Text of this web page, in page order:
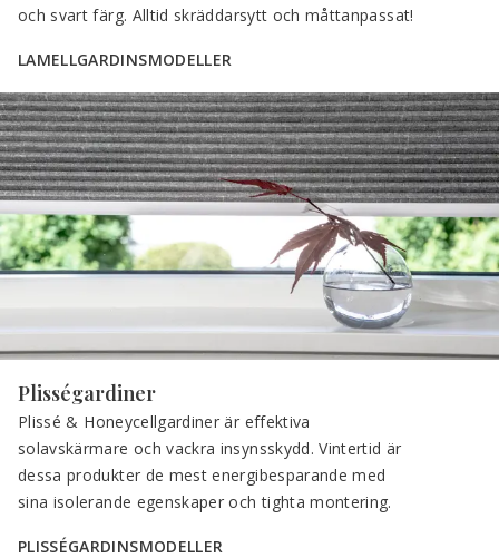
och svart färg. Alltid skräddarsytt och måttanpassat!
LAMELLGARDINSMODELLER
Plisségardiner
Plissé & Honeycellgardiner är effektiva
solavskärmare och vackra insynsskydd. Vintertid är
dessa produkter de mest energibesparande med
sina isolerande egenskaper och tighta montering.
PLISSÉGARDINSMODELLER